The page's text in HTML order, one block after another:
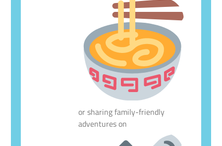
or sharing family-friendly
adventures on